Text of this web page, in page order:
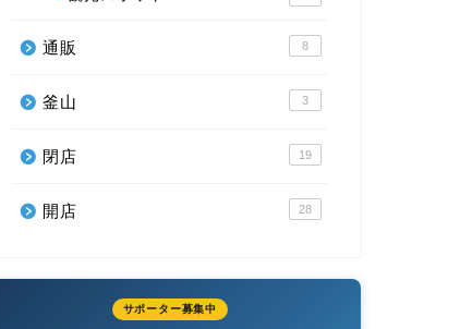
通販 8
釜山 3
閉店 19
開店 28
サポーター募集中